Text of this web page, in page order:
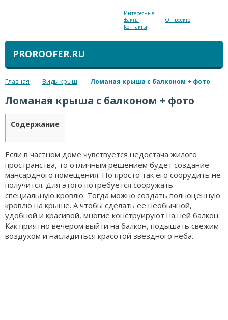
Интересные
факты
О проекте
Контакты
PROROOFER.RU
Главная Виды крыш Ломаная крыша с балконом + фото
Ломаная крыша с балконом + фото
Содержание
Если в частном доме чувствуется недостача жилого
пространства, то отличным решением будет создание
мансардного помещения. Но просто так его соорудить не
получится. Для этого потребуется сооружать
специальную кровлю. Тогда можно создать полноценную
кровлю на крыше. А чтобы сделать ее необычной,
удобной и красивой, многие конструируют на ней балкон.
Как приятно вечером выйти на балкон, подышать свежим
воздухом и насладиться красотой звездного неба.